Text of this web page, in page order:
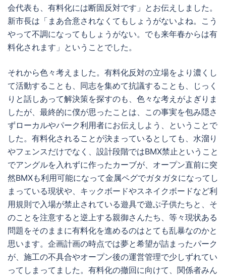
会代表も、有料化には断固反対です」とお伝えしました。
新市長は「まあ合意されなくてもしょうがないよね。こう
やって不調になってもしょうがない。でも来年春からは有
料化されます」ということでした。
それから色々考えました。有料化反対の立場をより濃くし
て活動することも、同志を集めて抗議することも、じっく
りと話しあって解決策を探すのも、色々な考えがよぎりま
したが、最終的に僕が思ったことは、この事実を包み隠さ
ずローカルやパーク利用者にお伝えしよう、ということで
した。有料化されることが決まっているとしても、水溜り
やフェンスだけでなく、設計段階ではBMX禁止ということ
でアングルを入れずに作ったカーブが、オープン直前に突
然BMXも利用可能になって金属ペグでガタガタになってし
まっている現状や、キックボードやスネイクボードなど利
用規則で入場が禁止されている遊具で遊ぶ子供たちと、そ
のことを注意すると逆上する親御さんたち、等々現状ある
問題をそのままに有料化を進めるのはとても乱暴なのかと
思います。企画計画の時点では夢と希望が詰まったパーク
が、施工の不具合やオープン後の運営管理で少しずれてい
ってしまってました。有料化の撤回に向けて、関係者みん